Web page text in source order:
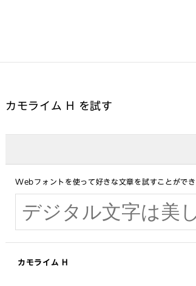
カモライム H を試す
Webフォントを使って好きな文章を試すことがで
カモライム H